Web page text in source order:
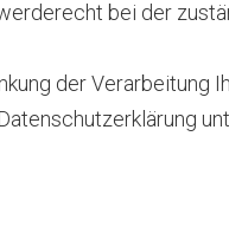
bei der
der Verarbeitung